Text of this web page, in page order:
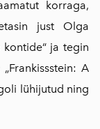
korraga,
just Olga
ja tegin
A
lühijutud ning